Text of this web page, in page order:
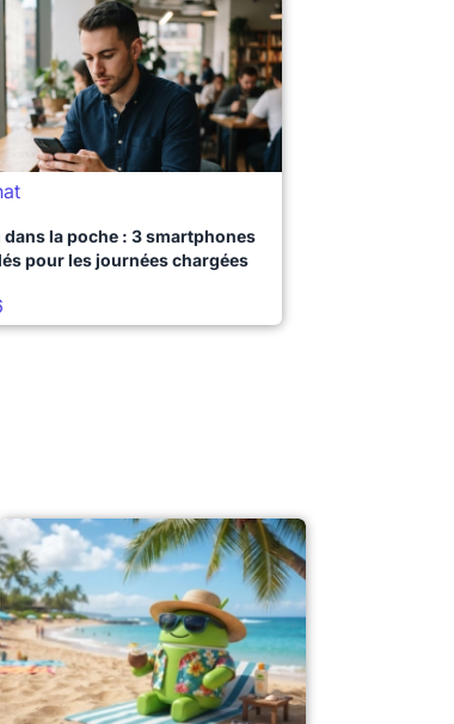
dans la poche : 3 smartphones
pour les journées chargées